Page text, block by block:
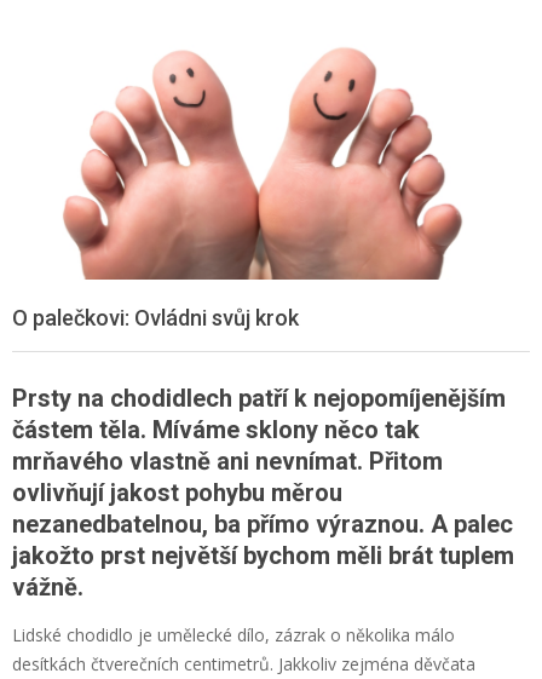
O palečkovi: Ovládni svůj krok
Prsty na chodidlech patří k nejopomíjenějším
částem těla. Míváme sklony něco tak
mrňavého vlastně ani nevnímat. Přitom
ovlivňují jakost pohybu měrou
nezanedbatelnou, ba přímo výraznou. A palec
jakožto prst největší bychom měli brát tuplem
vážně.
Lidské chodidlo je umělecké dílo, zázrak o několika málo
desítkách čtverečních centimetrů. Jakkoliv zejména děvčata